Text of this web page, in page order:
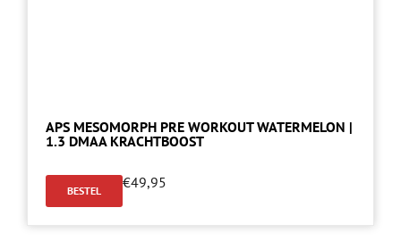
APS MESOMORPH PRE WORKOUT WATERMELON |
1.3 DMAA KRACHTBOOST
BESTEL €49,95